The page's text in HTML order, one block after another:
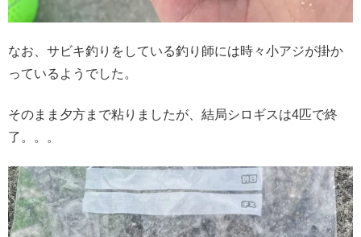
なお、サビキ釣りをしている釣り師には時々小アジが掛か
っているようでした。
そのまま夕方まで粘りましたが、結局シロギスは4匹で終
了。。。